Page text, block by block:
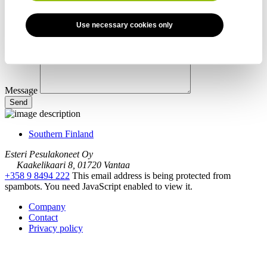
Use necessary cookies only
Message
Southern Finland
Esteri Pesulakoneet Oy
Kaakelikaari 8, 01720 Vantaa
+358 9 8494 222 This email address is being protected from
spambots. You need JavaScript enabled to view it.
Company
Contact
Privacy policy